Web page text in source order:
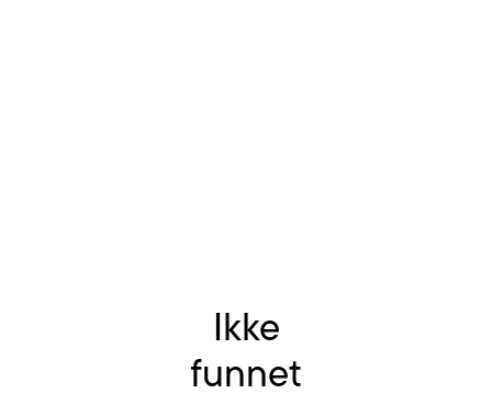
Ikke
funnet